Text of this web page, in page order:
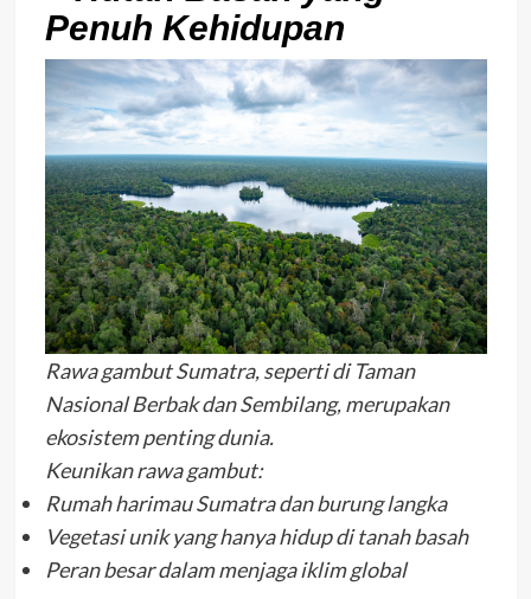
Penuh Kehidupan
Rawa gambut Sumatra, seperti di Taman
Nasional Berbak dan Sembilang, merupakan
ekosistem penting dunia.
Keunikan rawa gambut:
Rumah harimau Sumatra dan burung langka
Vegetasi unik yang hanya hidup di tanah basah
Peran besar dalam menjaga iklim global